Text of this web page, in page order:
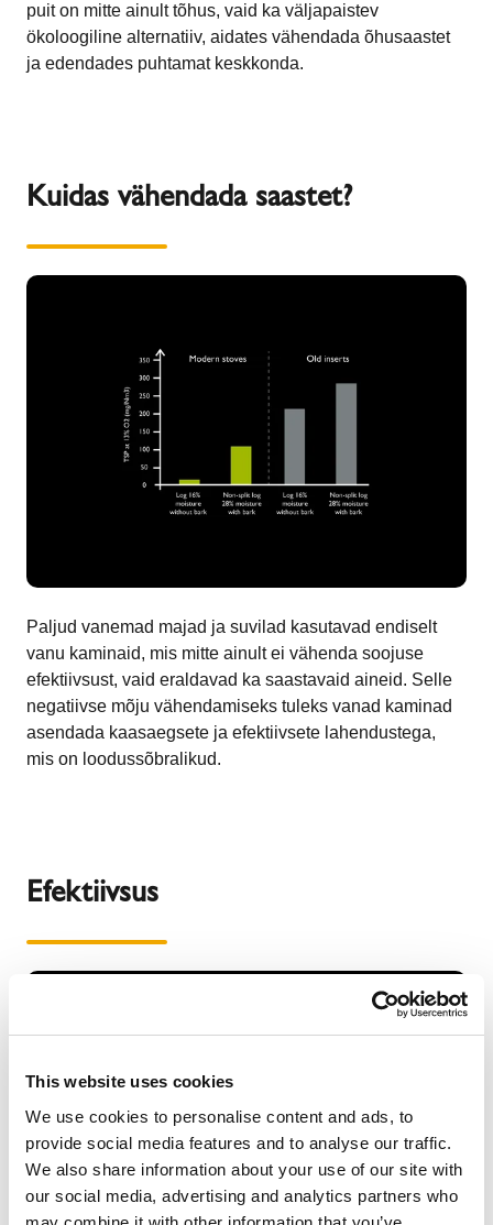
This website uses cookies
We use cookies to personalise content and ads, to
provide social media features and to analyse our traffic.
We also share information about your use of our site with
our social media, advertising and analytics partners who
puit on mitte ainult tõhus, vaid ka väljapaistev
ökoloogiline alternatiiv, aidates vähendada õhusaastet
ja edendades puhtamat keskkonda.
Kuidas vähendada saastet?
Paljud vanemad majad ja suvilad kasutavad endiselt
vanu kaminaid, mis mitte ainult ei vähenda soojuse
efektiivsust, vaid eraldavad ka saastavaid aineid. Selle
negatiivse mõju vähendamiseks tuleks vanad kaminad
asendada kaasaegsete ja efektiivsete lahendustega,
mis on loodussõbralikud.
Efektiivsus